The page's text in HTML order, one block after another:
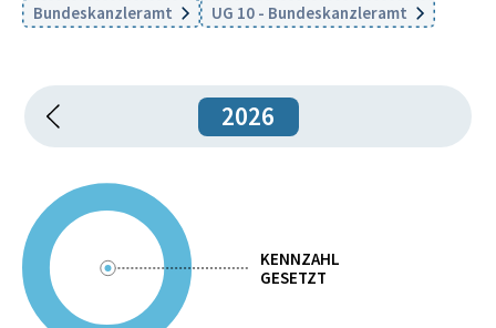
Bundeskanzleramt
UG 10 - Bundeskanzleramt
2026
KENNZAHL
GESETZT